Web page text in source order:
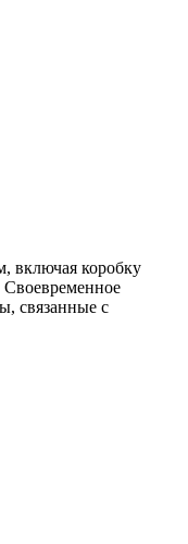
включая коробку
Своевременное
связанные с